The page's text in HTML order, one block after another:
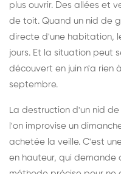
plus ouvrir. Des allées et
de toit. Quand un nid de
directe d'une habitation,
jours. Et la situation peut
découvert en juin n'a rien
septembre.
La destruction d'un nid
l'on improvise un
achetée la veille. C'est
en hauteur, qui